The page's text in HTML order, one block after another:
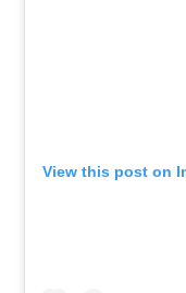
View this post on